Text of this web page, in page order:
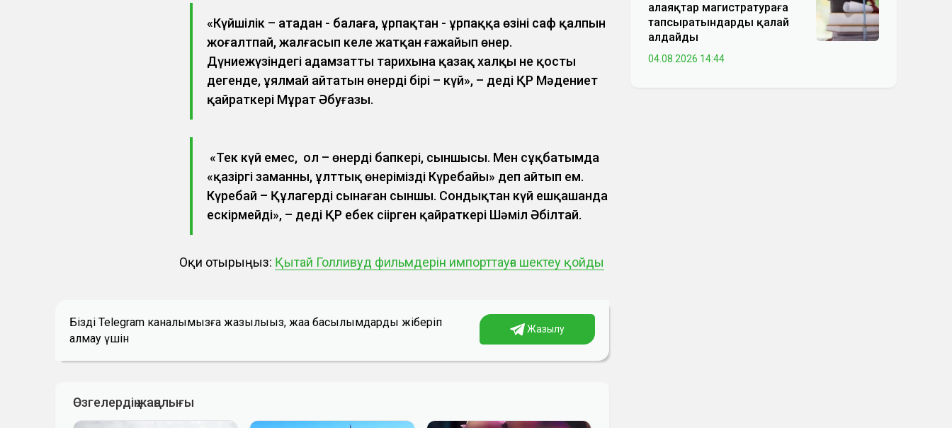
«Күйшілік – атадан - балаға, ұрпақтан - ұрпаққа өзінің саф қалпын
жоғалтпай, жалғасып келе жатқан ғажайып өнер.
Дүниежүзіндегі адамзаттың тарихына қазақ халқы не қосты
дегенде, ұялмай айтатын өнердің бірі – күй», – деді ҚР Мәдениет
қайраткері Мұрат Әбуғазы.
«Тек күй емес, ол – өнердің бапкері, сыншысы. Мен сұқбатымда
«қазіргі заманның, ұлттық өнеріміздің Күреңбайы» деп айтып ем.
Күреңбай – Құлагерді сынаған сыншы. Сондықтан күй ешқашанда
ескірмейді», – деді ҚР еңбек сіңірген қайраткері Шәміл Әбілтай.
Оқи отырыңыз: Қытай Голливуд фильмдерін импорттауға шектеу қойды
Біздің Telegram каналымызға жазылыңыз, жаңа басылымдарды жіберіп
алмау үшін
Жазылу
алаяқтар магистратураға
тапсыратындарды қалай
алдайды
04.08.2026 14:44